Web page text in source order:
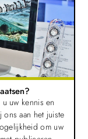
uw kennis en
aan het juiste
om uw